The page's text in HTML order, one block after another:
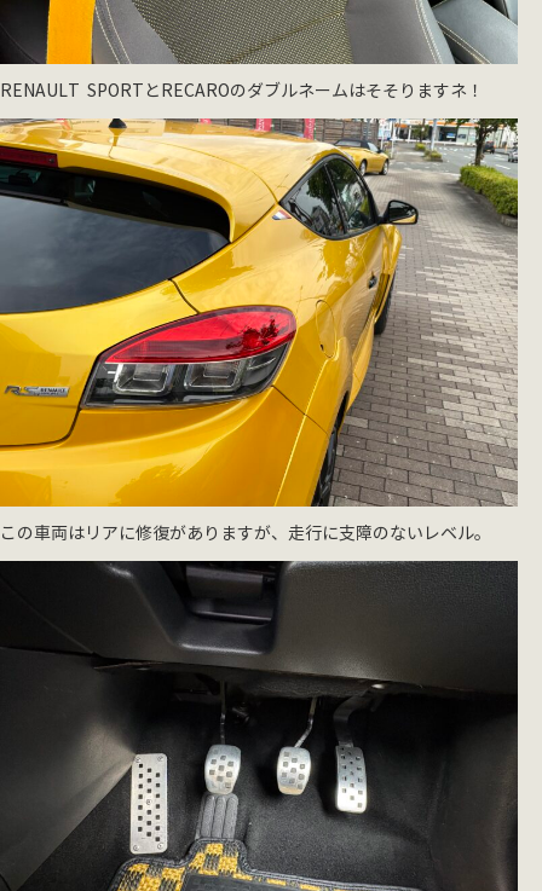
RENAULT SPORTとRECAROのダブルネームはそそりますネ！
この車両はリアに修復がありますが、走行に支障のないレベル。